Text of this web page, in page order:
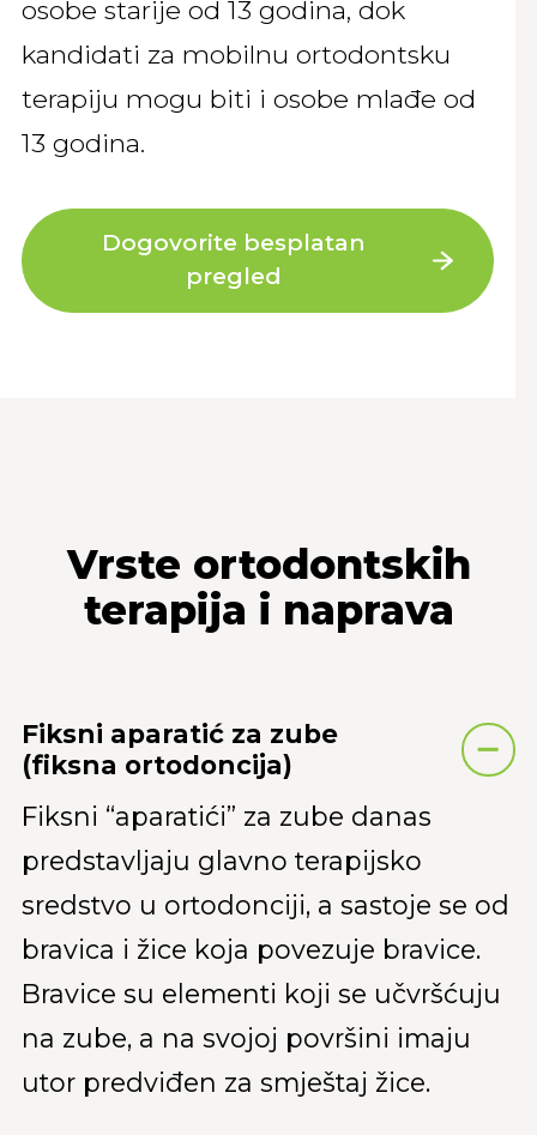
osobe starije od 13 godina, dok
kandidati za mobilnu ortodontsku
terapiju mogu biti i osobe mlađe od
13 godina.
Dogovorite besplatan
pregled
Vrste ortodontskih
terapija i naprava
Fiksni aparatić za zube
(fiksna ortodoncija)
Fiksni “aparatići” za zube danas
predstavljaju glavno terapijsko
sredstvo u ortodonciji, a sastoje se od
bravica i žice koja povezuje bravice.
Bravice su elementi koji se učvršćuju
na zube, a na svojoj površini imaju
utor predviđen za smještaj žice.